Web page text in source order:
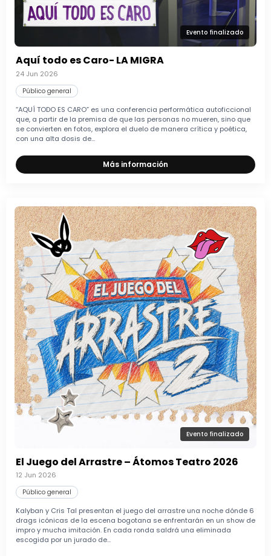
Evento finalizado
Aquí todo es Caro- LA MIGRA
24 Jun 2026
Público general
“AQUÍ TODO ES CARO” es una conferencia performática autoficcional
que, a partir de la premisa de que las personas no mueren, sino que
se convierten en fotos, explora el duelo de manera crítica y poética,
con una alta dosis de...
Más información
Evento finalizado
El Juego del Arrastre – Átomos Teatro 2026
12 Jun 2026
Público general
Kalyban y Cris Tal presentan el juego del arrastre una noche dónde 6
drags icónicas de la escena bogotana se enfrentarán en un show de
impro y mucha imitación. En cada ronda saldrá una eliminada
escogida por un jurado de...